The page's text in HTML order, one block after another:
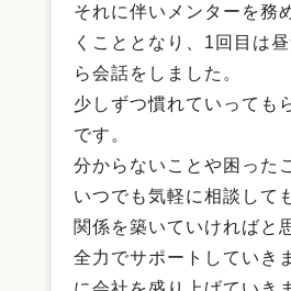
それに伴いメンターを務
くこととなり、1回目は
ら会話をしました。
少しずつ慣れていっても
です。
分からないことや困った
いつでも気軽に相談して
関係を築いていければと
全力でサポートしていき